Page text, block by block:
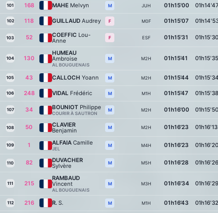
101 168 MAHE Melvyn M JUH 01h15'00
102 118 GUILLAUD Audrey F M0F 01h15'07
103 52 COEFFIC Lou-
Anne
F ESF 01h15'31 01h15'30
104 130
HUMEAU
Ambroise
AL BOUGUENAIS
M M2H 01h15'41 01h15'35
105 43 CALLOCH Yoann M M2H 01h15'44
106 248 VIDAL Frédéric M M1H 01h15'47 01h15'38
107 34 BOUNIOT Philippe
COURIR À SAUTRON
M M2H 01h16'00 01h15'50
108 50
CLAVIER
Benjamin
M M2H 01h16'23 01h16'13
109 1 ALFAIA Camille
JEL
M M4H 01h16'23 01h16'20
110 82
DUVACHER
Sylvère
M M5H 01h16'28 01h16'26
111 215
RAMBAUD
Vincent
AL BOUGUENAIS
M M3H 01h16'34 01h16'29
112 216 R. S. M M1H 01h16'43 01h16'32